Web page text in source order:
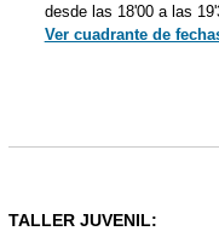
desde las 18'00 a las
Ver cuadrante de
TALLER JUVENIL: